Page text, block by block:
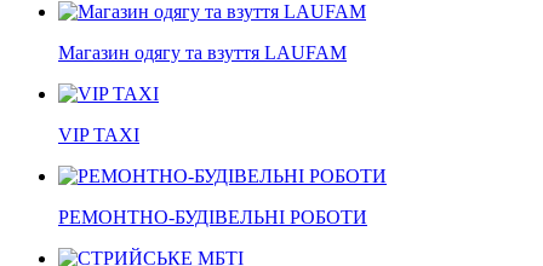
Магазин одягу та взуття LAUFAM
VIP TAXI
РЕМОНТНО-БУДІВЕЛЬНІ РОБОТИ